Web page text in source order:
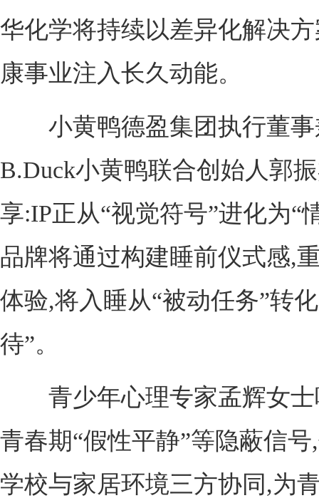
华化学将持续以差异化解决
康事业注入长久动能。
小黄鸭德盈集团执行董事
B.Duck小黄鸭联合创始人郭
享:IP正从“视觉符号”进化为“
品牌将通过构建睡前仪式感,
体验,将入睡从“被动任务”转
待”。
青少年心理专家孟辉女士
青春期“假性平静”等隐蔽信
学校与家居环境三方协同,为